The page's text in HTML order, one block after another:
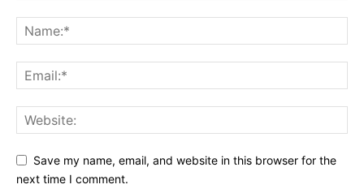
Save my name, email, and website in this browser for the
next time I comment.